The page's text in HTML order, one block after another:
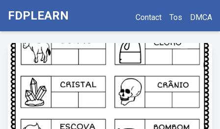
FDPLEARN Contact Tos DMCA